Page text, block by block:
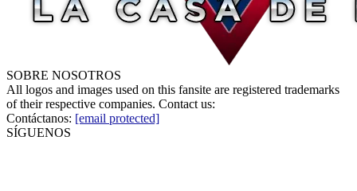
SOBRE NOSOTROS
All logos and images used on this fansite are registered trademarks
of their respective companies. Contact us:
Contáctanos: [email protected]
SÍGUENOS